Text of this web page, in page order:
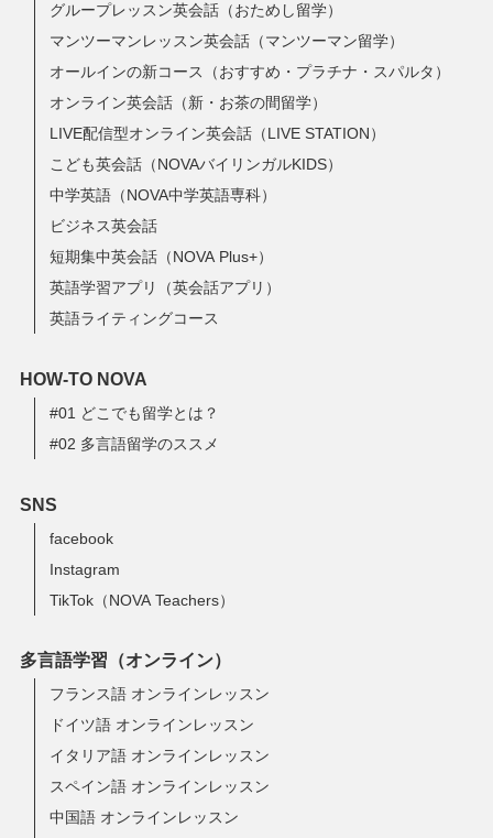
グループレッスン英会話（おためし留学）
マンツーマンレッスン英会話（マンツーマン留学）
オールインの新コース（おすすめ・プラチナ・スパルタ）
オンライン英会話（新・お茶の間留学）
LIVE配信型オンライン英会話（LIVE STATION）
こども英会話（NOVAバイリンガルKIDS）
中学英語（NOVA中学英語専科）
ビジネス英会話
短期集中英会話（NOVA Plus+）
英語学習アプリ（英会話アプリ）
英語ライティングコース
HOW-TO NOVA
#01 どこでも留学とは？
#02 多言語留学のススメ
SNS
facebook
Instagram
TikTok（NOVA Teachers）
多言語学習（オンライン）
フランス語 オンラインレッスン
ドイツ語 オンラインレッスン
イタリア語 オンラインレッスン
スペイン語 オンラインレッスン
中国語 オンラインレッスン